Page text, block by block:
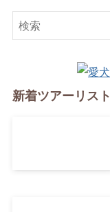
新着ツアーリスト